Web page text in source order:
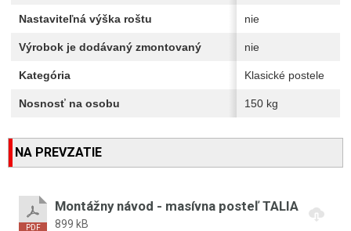
Nastaviteľná výška roštu nie
Výrobok je dodávaný zmontovaný nie
Kategória Klasické postele
Nosnosť na osobu 150 kg
NA PREVZATIE
Montážny návod - masívna posteľ TALIA
899 kB